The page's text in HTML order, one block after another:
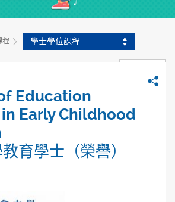
程 學士學位課程
Education
Early Childhood
育學士（榮譽）
分